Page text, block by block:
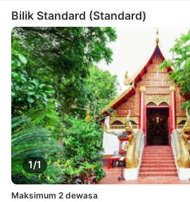
Bilik Standard (Standard)
1/1
Maksimum 2 dewasa